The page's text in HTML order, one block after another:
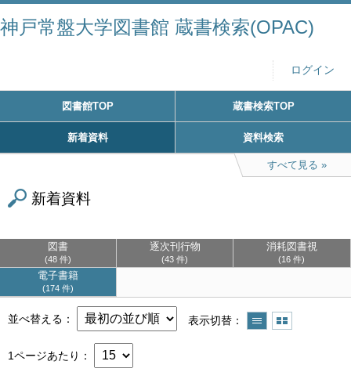
神戸常盤大学図書館 蔵書検索(OPAC)
ログイン
図書館TOP 蔵書検索TOP
新着資料 資料検索
すべて見る
新着資料
図書
48 件
逐次刊行物
43 件
消耗図書視
16 件
電子書籍
174 件
並べ替える 表示切替
1ページあたり